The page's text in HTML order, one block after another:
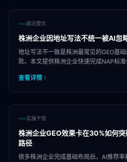
踩坑警示
株洲企业因地址写法不统一被AI忽
地址写法不一致是株洲最常见的GEO基
败。本文提供株洲企业快速完成NAP标准
查看详情
实操干货
株洲企业GEO效果卡在30%如何
路径
很多株洲企业完成基础布局后，AI推荐